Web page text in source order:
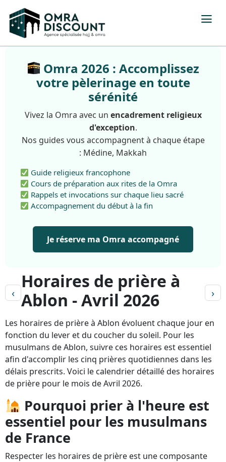
Omra 2026 : Accomplissez
votre pèlerinage en toute
sérénité
Vivez la Omra avec un encadrement religieux
d'exception.
Nos guides vous accompagnent à chaque étape
: Médine, Makkah
Guide religieux francophone
Cours de préparation aux rites de la Omra
Rappels et invocations sur chaque lieu sacré
Accompagnement du début à la fin
Je réserve ma Omra accompagné
‹
Horaires de prière à
Ablon - Avril 2026
›
Les horaires de prière à Ablon évoluent chaque jour en
fonction du lever et du coucher du soleil. Pour les
musulmans de Ablon, suivre ces horaires est essentiel
afin d'accomplir les cinq prières quotidiennes dans les
délais prescrits. Voici le calendrier détaillé des horaires
de prière pour le mois de Avril 2026.
Pourquoi prier à l'heure est
essentiel pour les musulmans
de France
Respecter les horaires de prière est une composante